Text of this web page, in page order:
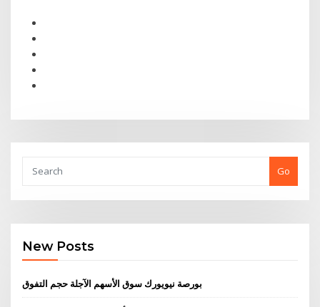
Go
New Posts
بورصة نيويورك سوق الأسهم الآجلة حجم التفوق